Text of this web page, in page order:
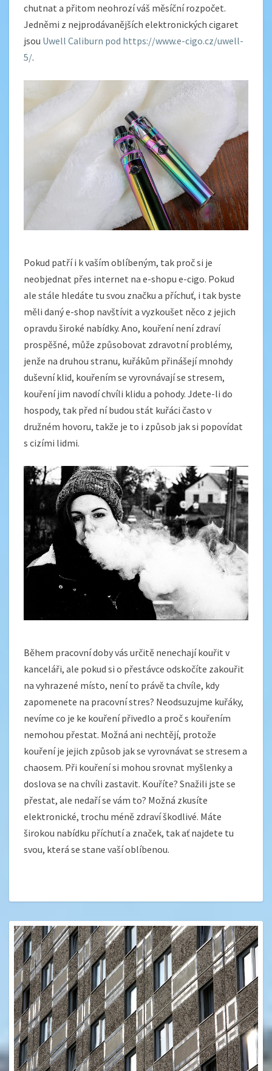
chutnat a přitom neohrozí váš měsíční rozpočet.
Jedněmi z nejprodávanějších elektronických cigaret
jsou Uwell Caliburn pod https://www.e-cigo.cz/uwell-
5/.
Pokud patří i k vaším oblíbeným, tak proč si je
neobjednat přes internet na e-shopu e-cigo. Pokud
ale stále hledáte tu svou značku a příchuť, i tak byste
měli daný e-shop navštívit a vyzkoušet něco z jejich
opravdu široké nabídky. Ano, kouření není zdraví
prospěšné, může způsobovat zdravotní problémy,
jenže na druhou stranu, kuřákům přinášejí mnohdy
duševní klid, kouřením se vyrovnávají se stresem,
kouření jim navodí chvíli klidu a pohody. Jdete-li do
hospody, tak před ní budou stát kuřáci často v
družném hovoru, takže je to i způsob jak si popovídat
s cizími lidmi.
Během pracovní doby vás určitě nenechají kouřit v
kanceláři, ale pokud si o přestávce odskočíte zakouřit
na vyhrazené místo, není to právě ta chvíle, kdy
zapomenete na pracovní stres? Neodsuzujme kuřáky,
nevíme co je ke kouření přivedlo a proč s kouřením
nemohou přestat. Možná ani nechtějí, protože
kouření je jejich způsob jak se vyrovnávat se stresem a
chaosem. Při kouření si mohou srovnat myšlenky a
doslova se na chvíli zastavit. Kouříte? Snažili jste se
přestat, ale nedaří se vám to? Možná zkusíte
elektronické, trochu méně zdraví škodlivé. Máte
širokou nabídku příchutí a značek, tak ať najdete tu
svou, která se stane vaší oblíbenou.